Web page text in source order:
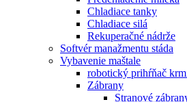
Chladiace tanky
Chladiace silá
Rekuperačné nádrže
Softvér manažmentu stáda
Vybavenie maštale
robotický prihŕňač
Zábrany
Stranové